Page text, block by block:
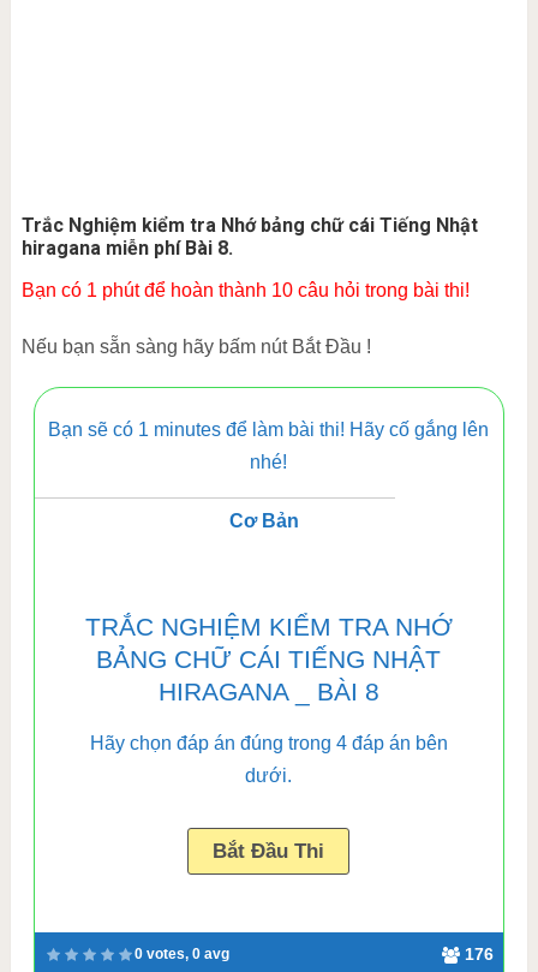
Trắc Nghiệm kiểm tra Nhớ bảng chữ cái Tiếng Nhật
hiragana miễn phí Bài 8.
Bạn có 1 phút để hoàn thành 10 câu hỏi trong bài thi!
Nếu bạn sẵn sàng hãy bấm nút Bắt Đầu !
0 votes, 0 avg 176
Bạn sẽ có 1 minutes để làm bài thi! Hãy cố gắng lên
nhé!
Cơ Bản
TRẮC NGHIỆM KIỂM TRA NHỚ
BẢNG CHỮ CÁI TIẾNG NHẬT
HIRAGANA _ BÀI 8
Hãy chọn đáp án đúng trong 4 đáp án bên
dưới.